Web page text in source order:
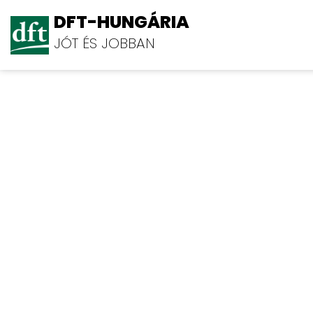
DFT-HUNGÁRIA
JÓT ÉS JOBBAN